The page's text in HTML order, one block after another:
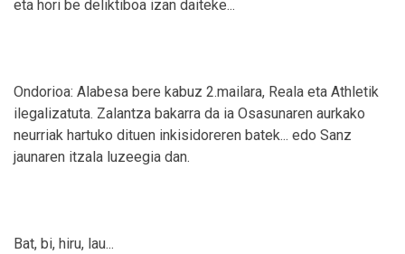
eta hori be deliktiboa izan daiteke...
Ondorioa: Alabesa bere kabuz 2.mailara, Reala eta Athletik
ilegalizatuta. Zalantza bakarra da ia Osasunaren aurkako
neurriak hartuko dituen inkisidoreren batek... edo Sanz
jaunaren itzala luzeegia dan.
Bat, bi, hiru, lau...